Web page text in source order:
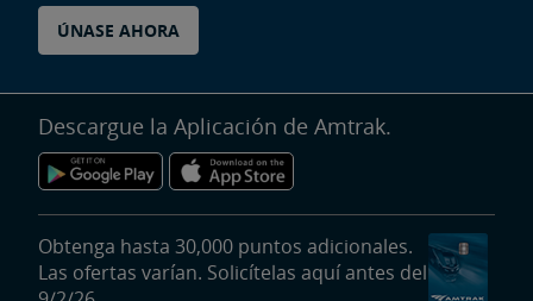
ÚNASE AHORA
Descargue la Aplicación de Amtrak.
Obtenga hasta 30,000 puntos adicionales.
Las ofertas varían. Solicítelas aquí antes del